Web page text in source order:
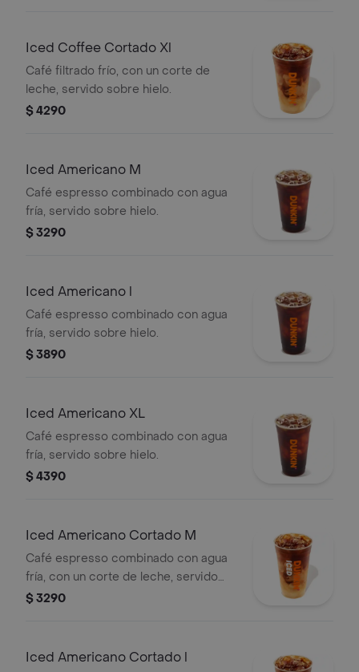
Iced Coffee Cortado Xl
Café filtrado frío, con un corte de
leche, servido sobre hielo.
$ 4290
Iced Americano M
Café espresso combinado con agua
fría, servido sobre hielo.
$ 3290
Iced Americano l
Café espresso combinado con agua
fría, servido sobre hielo.
$ 3890
Iced Americano XL
Café espresso combinado con agua
fría, servido sobre hielo.
$ 4390
Iced Americano Cortado M
Café espresso combinado con agua
fría, con un corte de leche, servido
sobre hielo.
$ 3290
Iced Americano Cortado l